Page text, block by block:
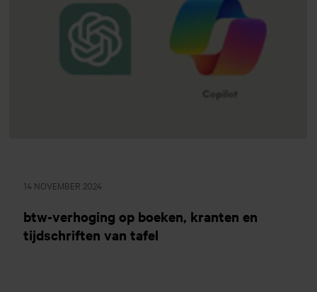
btw-verhoging op boeken, kranten en
tijdschriften van tafel
14 NOVEMBER 2024